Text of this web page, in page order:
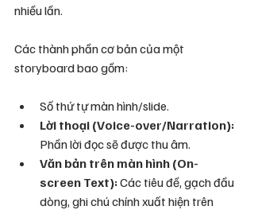
nhiều lần.
Các thành phần cơ bản của một
storyboard bao gồm:
Số thứ tự màn hình/slide.
Lời thoại (Voice-over/Narration):
Phần lời đọc sẽ được thu âm.
Văn bản trên màn hình (On-
screen Text): Các tiêu đề, gạch đầu
dòng, ghi chú chính xuất hiện trên